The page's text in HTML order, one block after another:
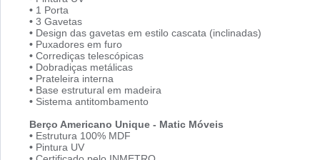
• 1 Porta
• 3 Gavetas
• Design das gavetas em estilo cascata (inclinadas)
• Puxadores em furo
• Corrediças telescópicas
• Dobradiças metálicas
• Prateleira interna
• Base estrutural em madeira
• Sistema antitombamento
Berço Americano Unique - Matic Móveis
• Estrutura 100% MDF
• Pintura UV